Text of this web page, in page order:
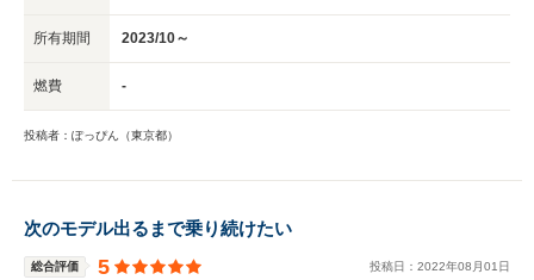
所有期間 2023/10～
燃費 -
投稿者：ぽっぴん（東京都）
次のモデル出るまで乗り続けたい
総合評価 5 投稿日： 2022年08 月01 日